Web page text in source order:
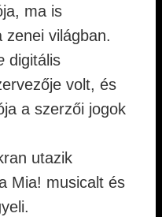
ma is
zenei világban.
digitális
volt, és
a szerzői jogok
utazik
Mia! musicalt és